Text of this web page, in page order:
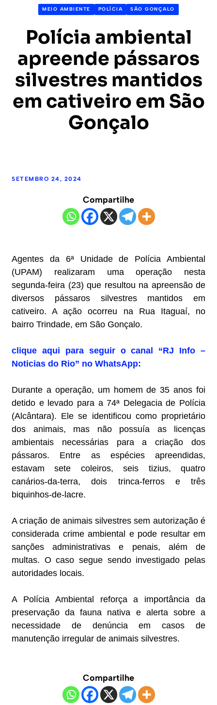
MEIO AMBIENTE POLÍCIA SÃO GONÇALO
Polícia ambiental
apreende pássaros
silvestres mantidos
em cativeiro em São
Gonçalo
SETEMBRO 24, 2024
Compartilhe
Agentes da 6ª Unidade de Polícia Ambiental
(UPAM) realizaram uma operação nesta
segunda-feira (23) que resultou na apreensão de
diversos pássaros silvestres mantidos em
cativeiro. A ação ocorreu na Rua Itaguaí, no
bairro Trindade, em São Gonçalo.
clique aqui para seguir o canal “RJ Info –
Noticias do Rio” no WhatsApp:
Durante a operação, um homem de 35 anos foi
detido e levado para a 74ª Delegacia de Polícia
(Alcântara). Ele se identificou como proprietário
dos animais, mas não possuía as licenças
ambientais necessárias para a criação dos
pássaros. Entre as espécies apreendidas,
estavam sete coleiros, seis tizius, quatro
canários-da-terra, dois trinca-ferros e três
biquinhos-de-lacre.
A criação de animais silvestres sem autorização é
considerada crime ambiental e pode resultar em
sanções administrativas e penais, além de
multas. O caso segue sendo investigado pelas
autoridades locais.
A Polícia Ambiental reforça a importância da
preservação da fauna nativa e alerta sobre a
necessidade de denúncia em casos de
manutenção irregular de animais silvestres.
Compartilhe